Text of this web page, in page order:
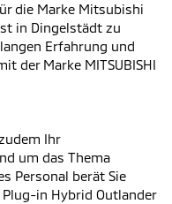
die Marke Mitsubishi
in Dingelstädt zu
Erfahrung und
der Marke MITSUBISHI
Ihr
um das Thema
Personal berät Sie
in Hybrid Outlander